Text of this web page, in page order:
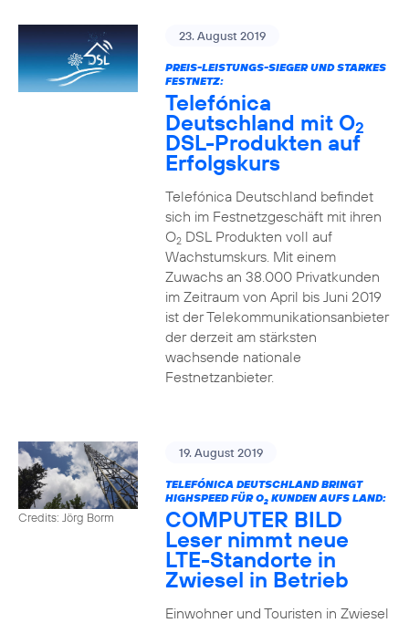
23. August 2019
PREIS-LEISTUNGS-SIEGER UND STARKES
FESTNETZ:
Telefónica
Deutschland mit O2
DSL-Produkten auf
Erfolgskurs
Telefónica Deutschland befindet
sich im Festnetzgeschäft mit ihren
O2DSL Produkten voll auf
Wachstumskurs. Mit einem
Zuwachs an 38.000 Privatkunden
im Zeitraum von April bis Juni 2019
ist der Telekommunikationsanbieter
der derzeit am stärksten
wachsende nationale
Festnetzanbieter.
Credits: Jörg Borm
19. August 2019
TELEFÓNICA DEUTSCHLAND BRINGT
HIGHSPEED FÜR O2KUNDEN AUFS LAND:
COMPUTER BILD
Leser nimmt neue
LTE-Standorte in
Zwiesel in Betrieb
Einwohner und Touristen in Zwiesel